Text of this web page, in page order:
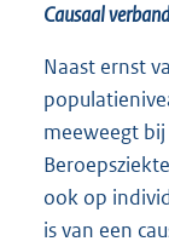
Causaal
Naast ernst
meeweegt
ook op
is van een